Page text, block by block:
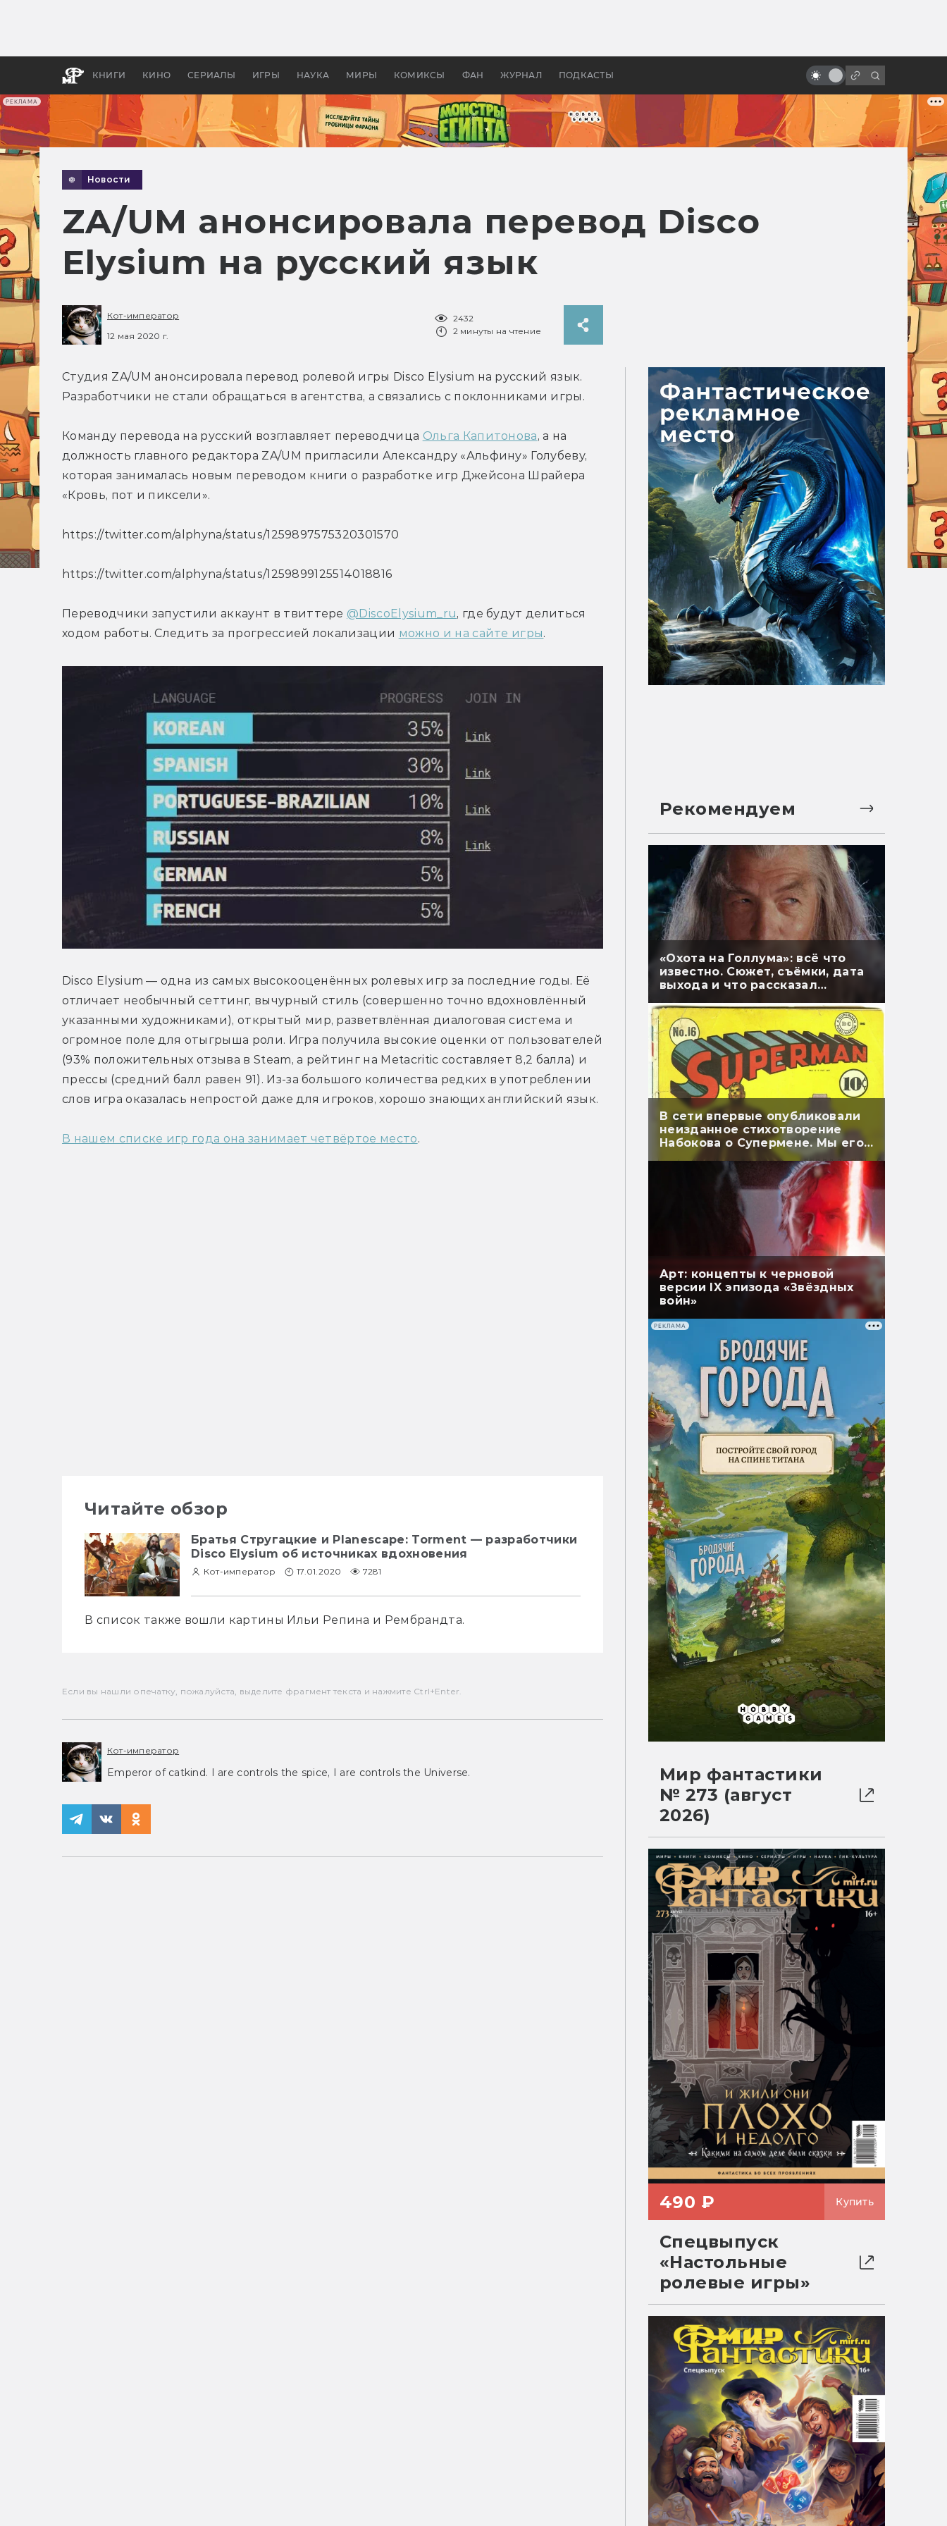
РЕКЛАМА
КНИГИ КИНО СЕРИАЛЫ ИГРЫ НАУКА МИРЫ КОМИКСЫ ФАН ЖУРНАЛ ПОДКАСТЫ
апокалипсис, в России —
бы «Властелина колец»
лучших и главных
Новости
ZA/UM анонсировала перевод Disco
Elysium на русский язык
Кот-император
12 мая 2020 г.
2432
2 минуты на чтение
Студия ZA/UM анонсировала перевод ролевой игры Disco Elysium на русский язык.
Разработчики не стали обращаться в агентства, а связались с поклонниками игры.
Команду перевода на русский возглавляет переводчица Ольга Капитонова, а на
должность главного редактора ZA/UM пригласили Александру «Альфину» Голубеву,
которая занималась новым переводом книги о разработке игр Джейсона Шрайера
«Кровь, пот и пиксели».
https://twitter.com/alphyna/status/1259897575320301570
https://twitter.com/alphyna/status/1259899125514018816
Переводчики запустили аккаунт в твиттере @DiscoElysium_ru, где будут делиться
ходом работы. Следить за прогрессией локализации можно и на сайте игры.
Disco Elysium — одна из самых высокооценённых ролевых игр за последние годы. Её
отличает необычный сеттинг, вычурный стиль (совершенно точно вдохновлённый
указанными художниками), открытый мир, разветвлённая диалоговая система и
огромное поле для отыгрыша роли. Игра получила высокие оценки от пользователей
(93% положительных отзыва в Steam, а рейтинг на Metacritic составляет 8,2 балла) и
прессы (средний балл равен 91). Из-за большого количества редких в употреблении
слов игра оказалась непростой даже для игроков, хорошо знающих английский язык.
В нашем списке игр года она занимает четвёртое место.
Читайте обзор
Братья Стругацкие и Planescape: Torment — разработчики
Disco Elysium об источниках вдохновения
Кот-император 17.01.2020 7281
В список также вошли картины Ильи Репина и Рембрандта.
Если вы нашли опечатку, пожалуйста, выделите фрагмент текста и нажмите Ctrl+Enter.
Кот-император
Emperor of catkind. I are controls the spice, I are controls the Universe.
Рекомендуем
«Охота на Голлума»: всё что
известно. Сюжет, съёмки, дата
выхода и что рассказал
В сети впервые опубликовали
неизданное стихотворение
Набокова о Супермене. Мы его
перевели
Арт: концепты к черновой
версии IX эпизода «Звёздных
войн»
РЕКЛАМА
Мир фантастики
№ 273 (август
2026)
490 ₽ Купить
Спецвыпуск
«Настольные
ролевые игры»